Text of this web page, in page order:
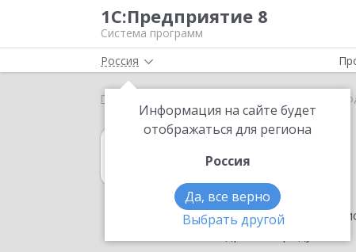
1С:Предприятие 8
Система программ
Россия
Информация на сайте будет
отображаться для региона
Россия
Да, все верно
Выбрать другой
Главная
1С:Гаражи
в Краснодаре
Ознакомьтесь с